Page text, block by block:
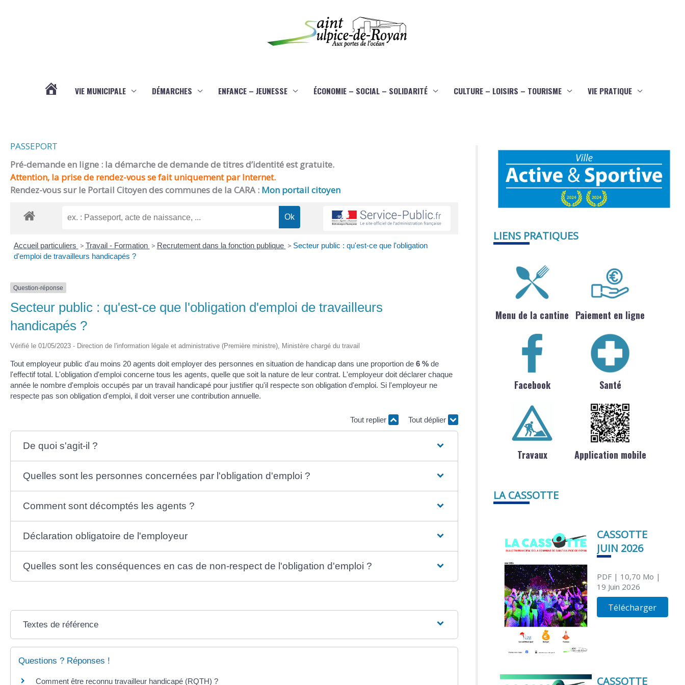
VIE MUNICIPALE DÉMARCHES ENFANCE – JEUNESSE ÉCONOMIE – SOCIAL – SOLIDARITÉ CULTURE – LOISIRS – TOURISME VIE PRATIQUE
PASSEPORT
Pré-demande en ligne : la démarche de demande de titres d’identité est gratuite.
Attention, la prise de rendez-vous se fait uniquement par Internet.
Rendez-vous sur le Portail Citoyen des communes de la CARA : Mon portail citoyen
Accueil particuliers > Travail - Formation > Recrutement dans la fonction publique > Secteur public : qu'est-ce que l'obligation
d'emploi de travailleurs handicapés ?
Question-réponse
Secteur public : qu'est-ce que l'obligation d'emploi de travailleurs
handicapés ?
Vérifié le 01/05/2023 - Direction de l'information légale et administrative (Première ministre), Ministère chargé du travail
Tout employeur public d'au moins 20 agents doit employer des personnes en situation de handicap dans une proportion de 6 % de
l'effectif total. L'obligation d'emploi concerne tous les agents, quelle que soit la nature de leur contrat. L'employeur doit déclarer chaque
année le nombre d'emplois occupés par un travail handicapé pour justifier qu'il respecte son obligation d'emploi. Si l'employeur ne
respecte pas son obligation d'emploi, il doit verser une contribution annuelle.
Tout replier Tout déplier
De quoi s'agit-il ?
Quelles sont les personnes concernées par l'obligation d'emploi ?
Comment sont décomptés les agents ?
Déclaration obligatoire de l'employeur
Quelles sont les conséquences en cas de non-respect de l'obligation d'emploi ?
Textes de référence
Questions ? Réponses !
Comment être reconnu travailleur handicapé (RQTH) ?
LIENS PRATIQUES
Menu de la cantine Paiement en ligne
Facebook Santé
Travaux Application mobile
LA CASSOTTE
CASSOTTE
JUIN 2026
PDF| 10,70 Mo |
19 Juin 2026
Télécharger
CASSOTTE